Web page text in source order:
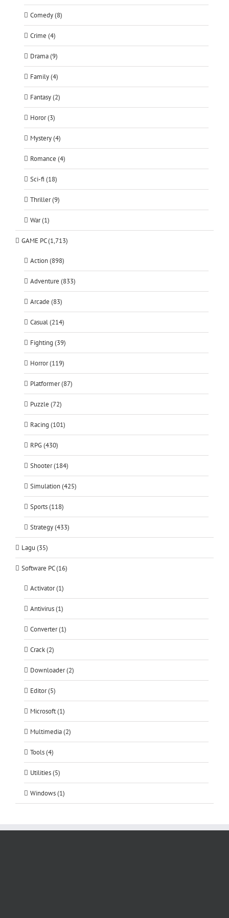
Comedy (8)
Crime (4)
Drama (9)
Family (4)
Fantasy (2)
Horor (3)
Mystery (4)
Romance (4)
Sci-fi (18)
Thriller (9)
War (1)
GAME PC (1,713)
Action (898)
Adventure (833)
Arcade (83)
Casual (214)
Fighting (39)
Horror (119)
Platformer (87)
Puzzle (72)
Racing (101)
RPG (430)
Shooter (184)
Simulation (425)
Sports (118)
Strategy (433)
Lagu (35)
Software PC (16)
Activator (1)
Antivirus (1)
Converter (1)
Crack (2)
Downloader (2)
Editor (5)
Microsoft (1)
Multimedia (2)
Tools (4)
Utilities (5)
Windows (1)